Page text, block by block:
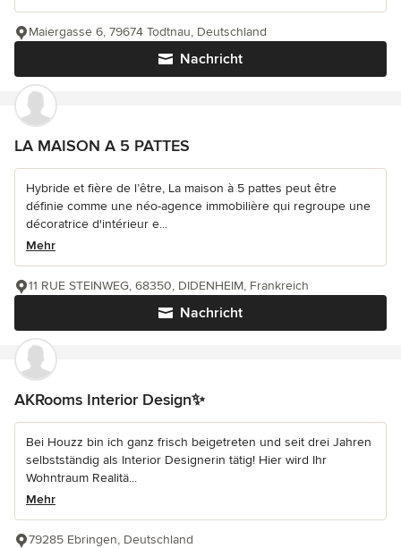
Nachricht
Maiergasse 6, 79674 Todtnau, Deutschland
LA MAISON A 5 PATTES
Hybride et fière de l’être, La maison à 5 pattes peut être
définie comme une néo-agence immobilière qui regroupe une
décoratrice d'intérieur e...
Mehr
Nachricht
11 RUE STEINWEG, 68350, DIDENHEIM, Frankreich
AKRooms Interior Design✨
Bei Houzz bin ich ganz frisch beigetreten und seit drei Jahren
selbstständig als Interior Designerin tätig! Hier wird Ihr
Wohntraum Realitä...
Mehr
79285 Ebringen, Deutschland